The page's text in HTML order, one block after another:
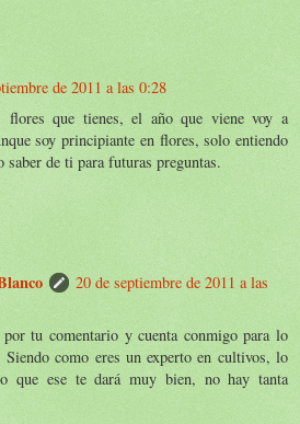
de 2011 a las 0:28
flores que tienes, el año que viene voy a
soy principiante en flores, solo entiendo
saber de ti para futuras preguntas.
20 de septiembre de 2011 a las
tu comentario y cuenta conmigo para lo
Siendo como eres un experto en cultivos, lo
que ese te dará muy bien, no hay tanta